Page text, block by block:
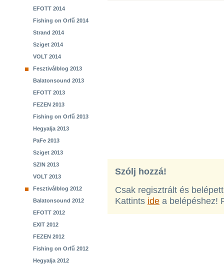
EFOTT 2014
Fishing on Orfű 2014
Strand 2014
Sziget 2014
VOLT 2014
Fesztiválblog 2013
Balatonsound 2013
EFOTT 2013
FEZEN 2013
Fishing on Orfű 2013
Hegyalja 2013
PaFe 2013
Sziget 2013
SZIN 2013
VOLT 2013
Fesztiválblog 2012
Balatonsound 2012
EFOTT 2012
EXIT 2012
FEZEN 2012
Fishing on Orfű 2012
Hegyalja 2012
Szólj hozzá!
Csak regisztrált és
Kattints ide a belépéshez!